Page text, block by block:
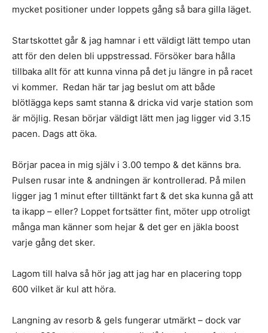
mycket positioner under loppets gång så bara gilla läget.
Startskottet går & jag hamnar i ett väldigt lätt tempo utan
att för den delen bli uppstressad. Försöker bara hålla
tillbaka allt för att kunna vinna på det ju längre in på racet
vi kommer. Redan här tar jag beslut om att både
blötlägga keps samt stanna & dricka vid varje station som
är möjlig. Resan börjar väldigt lätt men jag ligger vid 3.15
pacen. Dags att öka.
Börjar pacea in mig själv i 3.00 tempo & det känns bra.
Pulsen rusar inte & andningen är kontrollerad. På milen
ligger jag 1 minut efter tilltänkt fart & det ska kunna gå att
ta ikapp – eller? Loppet fortsätter fint, möter upp otroligt
många man känner som hejar & det ger en jäkla boost
varje gång det sker.
Lagom till halva så hör jag att jag har en placering topp
600 vilket är kul att höra.
Langning av resorb & gels fungerar utmärkt – dock var